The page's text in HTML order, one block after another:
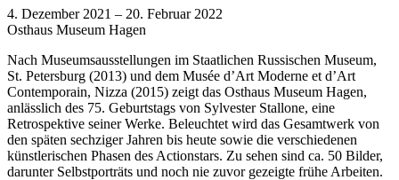
4. Dezember 2021 – 20. Februar 2022
Osthaus Museum Hagen
Nach Museumsausstellungen im Staatlichen Russischen Museum,
St. Petersburg (2013) und dem Musée d’Art Moderne et d’Art
Contemporain, Nizza (2015) zeigt das Osthaus Museum Hagen,
anlässlich des 75. Geburtstags von Sylvester Stallone, eine
Retrospektive seiner Werke. Beleuchtet wird das Gesamtwerk von
den späten sechziger Jahren bis heute sowie die verschiedenen
künstlerischen Phasen des Actionstars. Zu sehen sind ca. 50 Bilder,
darunter Selbstporträts und noch nie zuvor gezeigte frühe Arbeiten.